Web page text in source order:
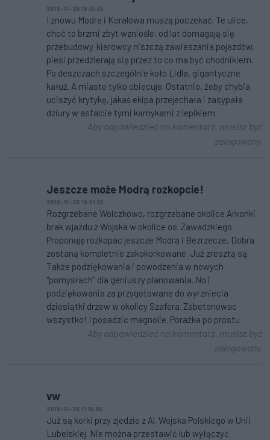
2019-11-25 18:41:35
I znowu Modra i Koralowa muszą poczekać. Te ulice,
choć to brzmi zbyt wzniośle, od lat domagają się
przebudowy. kierowcy niszczą zawieszania pojazdów,
piesi przedzierają się przez to co ma być chodnikiem.
Po deszczach szczególnie koło Lidla, gigantyczne
kałuż. A miasto tylko obiecuje. Ostatnio, żeby chybia
uciszyć krytykę, jakaś ekipa przejechała i zasypała
dziury w asfalcie tymi kamykami z lepikiem.
Aby odpowiedzieć na komentarz, musisz być
zalogowany.
Jeszcze może Modrą rozkopcie!
2019-11-25 18:01:12
Rozgrzebane Wolczkowo, rozgrzebane okolice Arkonki
brak wjazdu z Wojska w okolice os. Zawadzkiego.
Proponuję rozkopac jeszcze Modrą i Bezrzecze, Dobra
zostaną kompletnie zakokorkowane. Już zresztą są.
Także podziękowania i powodzenia w nowych
"pomysłach" dla geniuszy planowania. No i
podziękowania za przygotowane do wyrzniecia
dziesiątki drzew w okolicy Szafera. Zabetonowac
wszystko! I posadzic magnolie. Porażka po prostu
Aby odpowiedzieć na komentarz, musisz być
zalogowany.
vw
2019-11-25 11:16:05
Już są korki przy zjedzie z Al. Wojska Polskiego w Unii
Lubelskiej. Nie można przestawić lub wyłączyć